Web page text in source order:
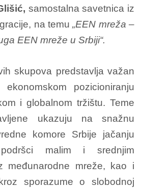
, samostalna savetnica iz
na temu„EEN mreža –
EEN mreže u Srbiji“.
skupova predstavlja važan
pozicioniranju
i globalnom tržištu. Teme
ukazuju na snažnu
komore Srbije jačanju
podršci malim i srednjim
međunarodne mreže, kao i
sporazume o slobodnoj